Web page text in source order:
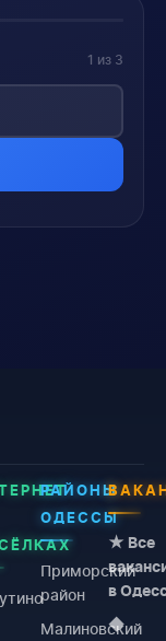
1 из 3
РАЙОНЫ
ОДЕССЫ
Приморский
район
Малиновский
★ Все
в
◆